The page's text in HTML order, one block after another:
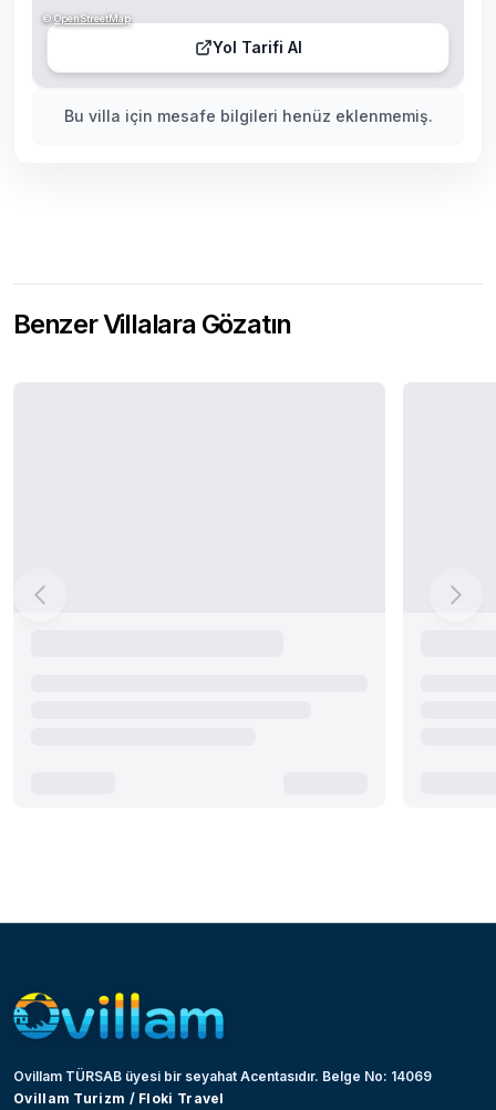
Bu villa için mesafe bilgileri henüz eklenmemiş.
Yol Tarifi Al
©OpenStreetMap
Benzer Villalara Gözatın
Ovillam TÜRSAB üyesi bir seyahat Acentasıdır. Belge No: 14069
Ovillam Turizm / Floki Travel